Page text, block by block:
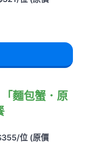
「麵包蟹．原
位 (原價